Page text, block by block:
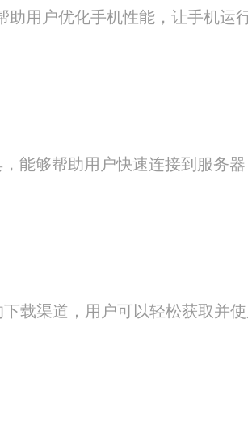
用户优化手机性能，让手机
能够帮助用户快速连接到服务器
载渠道，用户可以轻松获取并